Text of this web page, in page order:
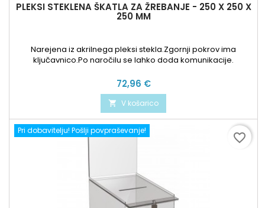
PLEKSI STEKLENA ŠKATLA ZA ŽREBANJE - 250 X 250 X
250 MM
Narejena iz akrilnega pleksi stekla.Zgornji pokrov ima
ključavnico.Po naročilu se lahko doda komunikacije.
Cena
72,96 €
 V košarico
Pri dobavitelju! Pošlji povpraševanje!
favorite_border